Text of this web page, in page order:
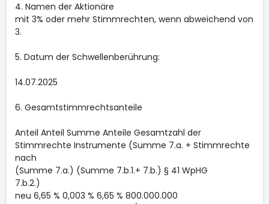
4. Namen der Aktionäre
mit 3% oder mehr Stimmrechten, wenn abweichend von
3.
5. Datum der Schwellenberührung:
14.07.2025
6. Gesamtstimmrechtsanteile
Anteil Anteil Summe Anteile Gesamtzahl der
Stimmrechte Instrumente (Summe 7.a. + Stimmrechte
nach
(Summe 7.a.) (Summe 7.b.1.+ 7.b.) § 41 WpHG
7.b.2.)
neu 6,65 % 0,003 % 6,65 % 800.000.000